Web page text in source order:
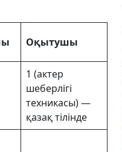
Оқытушы
1 (актер
шеберлігі
техникасы) —
қазақ тілінде